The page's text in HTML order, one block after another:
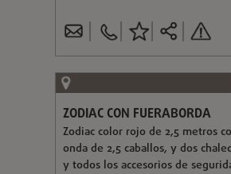
ZODIAC CON FUERABORDA
Zodiac color rojo de 2,5 metros
onda de 2,5 caballos, y dos
y todos los accesorios de